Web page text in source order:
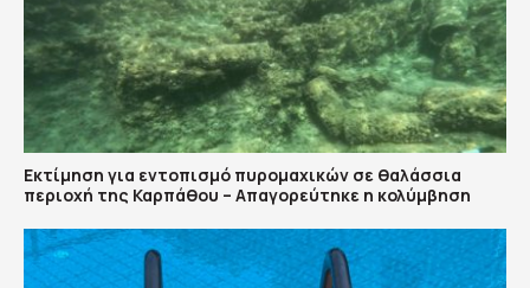
Εκτίμηση για εντοπισμό πυρομαχικών σε θαλάσσια
περιοχή της Καρπάθου – Απαγορεύτηκε η κολύμβηση